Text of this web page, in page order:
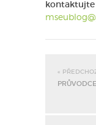
kontaktujte
«